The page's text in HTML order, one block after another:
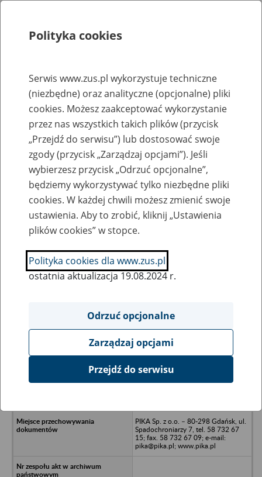
Rejestry, ewidencje i archiwa
Baza zlikwidowanych lub
przekształconych zakładów pracy
Nazwa zakładu pracy:
SZUKAJ
Ukryj wszystkie pozycje bazy
PORTAL 2000 Sp. z o.o. w upadłości
PIKA Sp. z o.o. – 80-298 Gdańsk, ul.
Spadochroniarzy 7, tel. 58 732 67
15; fax. 58 732 67 09; e-mail:
pika@pika.pl; www.pika.pl
Polityka cookies
Serwis www.zus.pl wykorzystuje techniczne
(niezbędne) oraz analityczne (opcjonalne) pliki
cookies. Możesz zaakceptować wykorzystanie
przez nas wszystkich takich plików (przycisk
„Przejdź do serwisu”) lub dostosować swoje
zgody (przycisk „Zarządzaj opcjami”). Jeśli
wybierzesz przycisk „Odrzuć opcjonalne”,
będziemy wykorzystywać tylko niezbędne pliki
cookies. W każdej chwili możesz zmienić swoje
ustawienia. Aby to zrobić, kliknij „Ustawienia
plików cookies” w stopce.
Polityka cookies dla www.zus.pl
ostatnia aktualizacja 19.08.2024 r.
Odrzuć opcjonalne
Zarządzaj opcjami
Przejdź do serwisu